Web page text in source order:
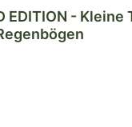
EDITION - Kleine